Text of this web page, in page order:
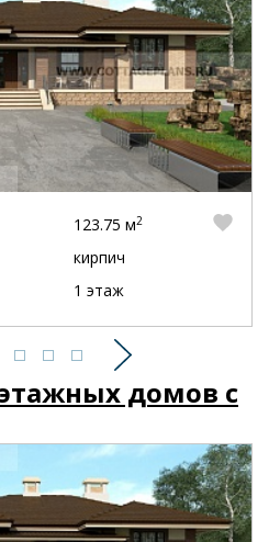
Следующий
123.75 м2
кирпич
1 этаж
домов с